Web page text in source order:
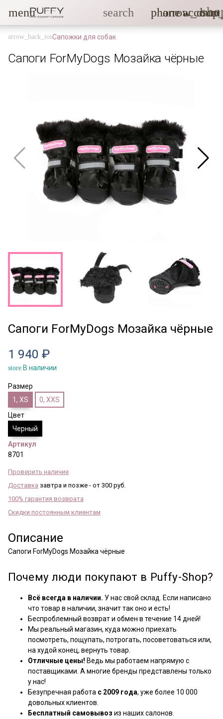
menu search phone
Сапожки для собак
Сапоги ForMyDogs Мозайка чёрные
Сапоги ForMyDogs Мозайка чёрные
1 940 ₽
store В наличии
Размер
1, XS
0, XXS
Цвет
Черный
Артикул
8701
Проверить наличие
Доставка завтра и позже - от 300 руб.
100% гарантия возврата
Скидки постоянным клиентам
Описание
Сапоги ForMyDogs Мозайка чёрные
Почему люди покупают в Puffy-Shop?
Всё всегда в наличии. У нас свой склад. Если написано
что товар в наличии, значит так оно и есть!
Беспроблемный возврат и обмен в течение 14 дней!
Мы реальный магазин, куда можно приехать
посмотреть, пощупать, потрогать, посоветоваться или,
на худой конец, вернуть товар.
Отличные цены! Ведь мы работаем напрямую с
поставщиками. А многие бренды представлены только
у нас!
Безупречная работа с 2009 года, уже более 10 000
довольных клиентов.
Бесплатный самовывоз из наших салонов.